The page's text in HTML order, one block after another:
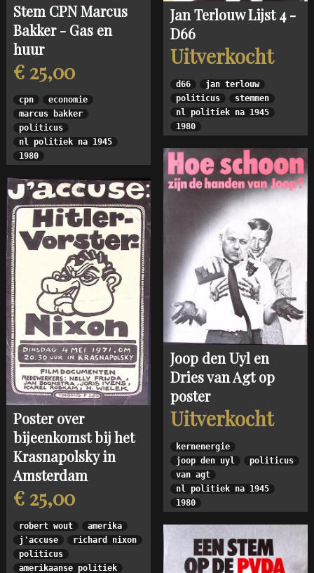
Stem CPN Marcus
Bakker - Gas en
huur
€ 25,00
cpn
economie
marcus bakker
politicus
nl politiek na 1945
1980
Jan Terlouw Lijst 4 -
D66
Uitverkocht
d66
jan terlouw
politicus
stemmen
nl politiek na 1945
1980
Joop den Uyl en
Dries van Agt op
poster
Uitverkocht
kernenergie
joop den uyl
politicus
van agt
nl politiek na 1945
1980
Poster over
bijeenkomst bij het
Krasnapolsky in
Amsterdam
€ 25,00
robert wout
amerika
j'accuse
richard nixon
politicus
amerikaanse politiek